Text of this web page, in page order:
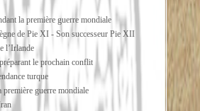
la première guerre mondiale
de Pie XI - Son successeur Pie XII
l’Irlande
le prochain conflit
turque
guerre mondiale